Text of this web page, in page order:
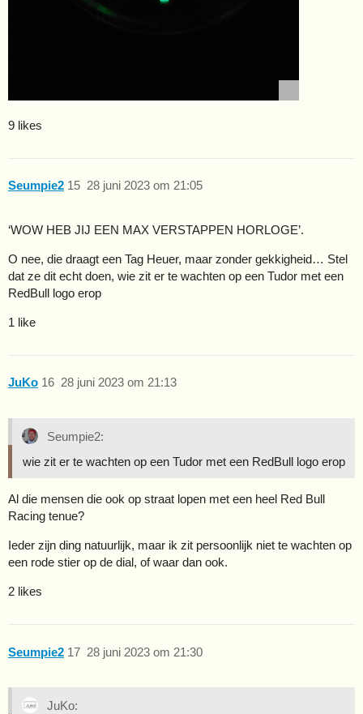
9 likes
Seumpie2 28 juni 2023 om 21:05
15
‘WOW HEB JIJ EEN MAX VERSTAPPEN HORLOGE’.
O nee, die draagt een Tag Heuer, maar zonder gekkigheid… Stel
dat ze dit echt doen, wie zit er te wachten op een Tudor met een
RedBull logo erop
1 like
JuKo 28 juni 2023 om 21:13
16
Seumpie2:
wie zit er te wachten op een Tudor met een RedBull logo erop
Al die mensen die ook op straat lopen met een heel Red Bull
Racing tenue?
Ieder zijn ding natuurlijk, maar ik zit persoonlijk niet te wachten op
een rode stier op de dial, of waar dan ook.
2 likes
Seumpie2 28 juni 2023 om 21:30
17
JuKo: